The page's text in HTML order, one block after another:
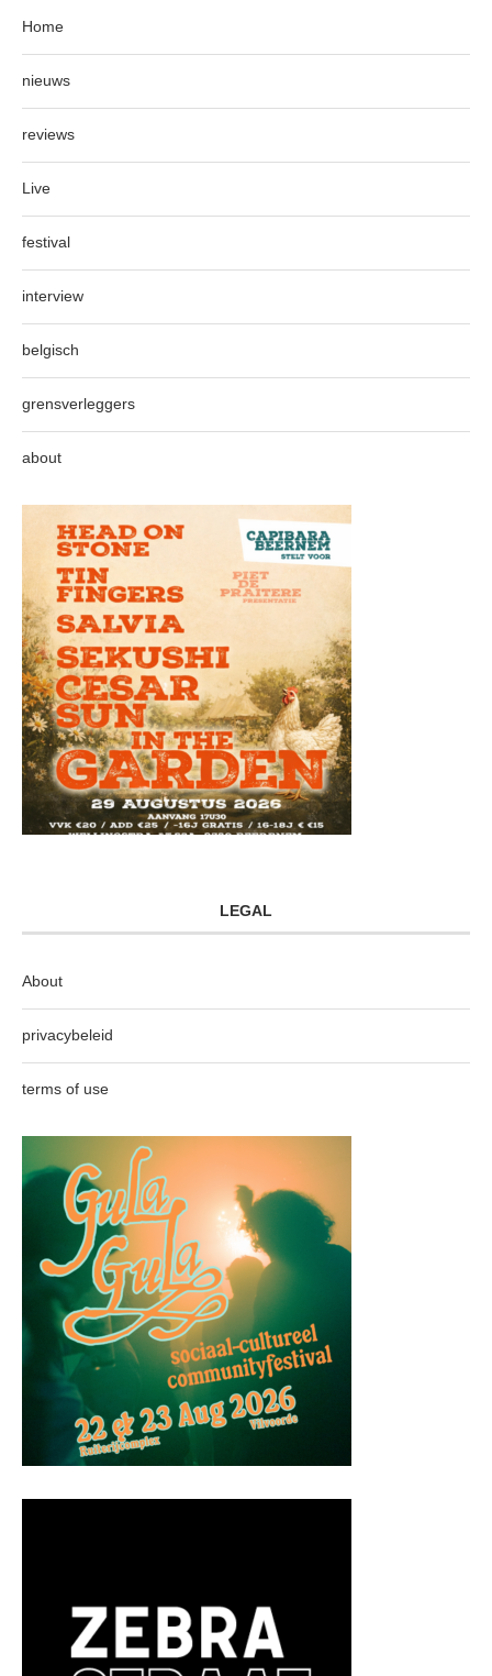
Home
nieuws
reviews
Live
festival
interview
belgisch
grensverleggers
about
LEGAL
About
privacybeleid
terms of use